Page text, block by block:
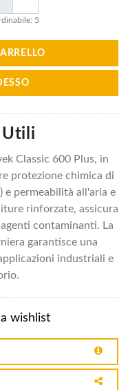
5
Utili
Classic 600 Plus, in
protezione chimica di
e permeabilità all'aria e
rinforzate, assicura
contaminanti. La
garantisce una
industriali e
wishlist